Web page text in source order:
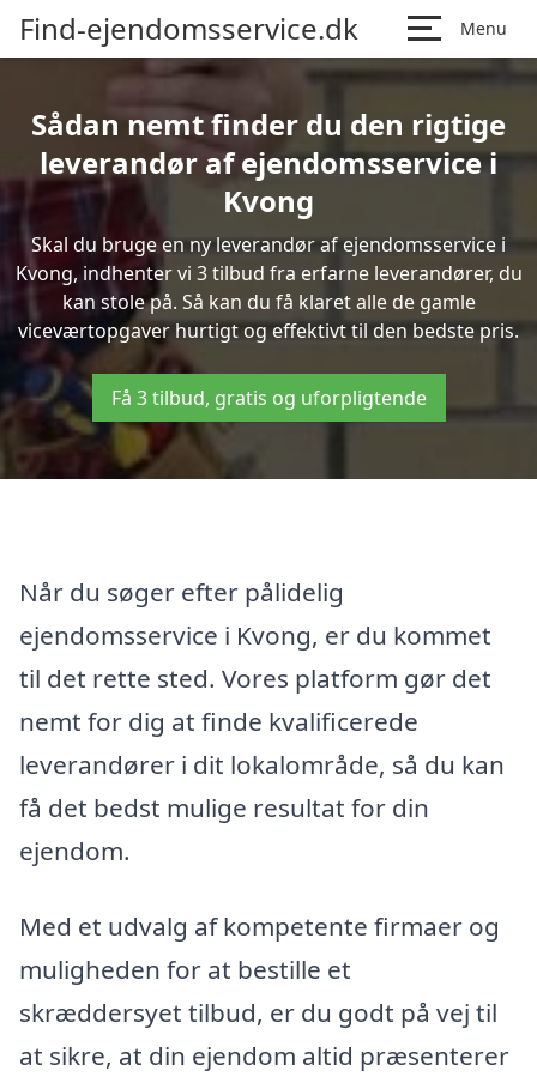
Find-ejendomsservice.dk Menu
Sådan nemt finder du den rigtige
leverandør af ejendomsservice i
Kvong
Skal du bruge en ny leverandør af ejendomsservice i
Kvong, indhenter vi 3 tilbud fra erfarne leverandører, du
kan stole på. Så kan du få klaret alle de gamle
viceværtopgaver hurtigt og effektivt til den bedste pris.
Få 3 tilbud, gratis og uforpligtende
Når du søger efter pålidelig
ejendomsservice i Kvong, er du kommet
til det rette sted. Vores platform gør det
nemt for dig at finde kvalificerede
leverandører i dit lokalområde, så du kan
få det bedst mulige resultat for din
ejendom.
Med et udvalg af kompetente firmaer og
muligheden for at bestille et
skræddersyet tilbud, er du godt på vej til
at sikre, at din ejendom altid præsenterer